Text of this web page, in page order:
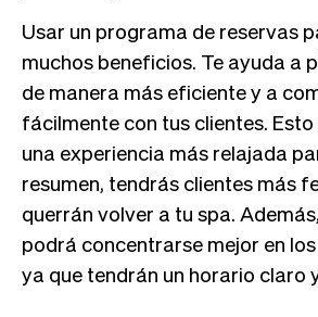
Usar un programa de reservas
muchos beneficios. Te ayuda a
de manera más eficiente y a
fácilmente con tus clientes.
una experiencia más relajada
resumen, tendrás clientes más
querrán volver a tu spa.
podrá concentrarse mejor en
ya que tendrán un horario claro